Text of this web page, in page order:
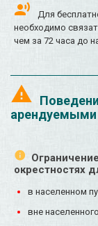
Для
необходимо
чем за 72 часа до
арендуемыми
окрестностях
в населенном
вне